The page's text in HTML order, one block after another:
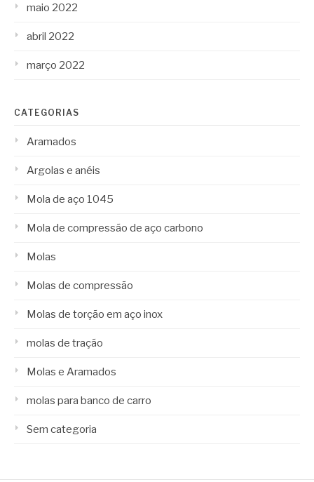
maio 2022
abril 2022
março 2022
CATEGORIAS
Aramados
Argolas e anéis
Mola de aço 1045
Mola de compressão de aço carbono
Molas
Molas de compressão
Molas de torção em aço inox
molas de tração
Molas e Aramados
molas para banco de carro
Sem categoria